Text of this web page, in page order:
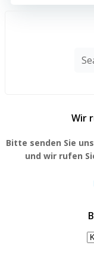
Wir
Bitte senden Sie
und wir rufen